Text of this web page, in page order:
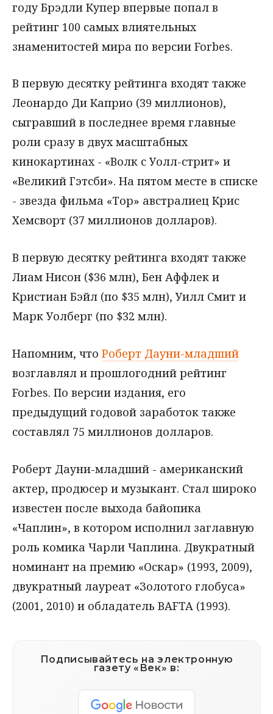
году Брэдли Купер впервые попал в
рейтинг 100 самых влиятельных
знаменитостей мира по версии Forbes.
В первую десятку рейтинга входят также
Леонардо Ди Каприо (39 миллионов),
сыгравший в последнее время главные
роли сразу в двух масштабных
кинокартинах - «Волк с Уолл-стрит» и
«Великий Гэтсби». На пятом месте в списке
- звезда фильма «Тор» австралиец Крис
Хемсворт (37 миллионов долларов).
В первую десятку рейтинга входят также
Лиам Нисон ($36 млн), Бен Аффлек и
Кристиан Бэйл (по $35 млн), Уилл Смит и
Марк Уолберг (по $32 млн).
Напомним, что Роберт Дауни-младший
возглавлял и прошлогодний рейтинг
Forbes. По версии издания, его
предыдущий годовой заработок также
составлял 75 миллионов долларов.
Роберт Дауни-младший - американский
актер, продюсер и музыкант. Стал широко
известен после выхода байопика
«Чаплин», в котором исполнил заглавную
роль комика Чарли Чаплина. Двукратный
номинант на премию «Оскар» (1993, 2009),
двукратный лауреат «Золотого глобуса»
(2001, 2010) и обладатель BAFTA (1993).
Подписывайтесь на электронную
газету «Век» в: